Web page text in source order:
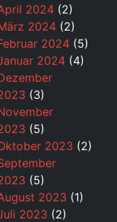
2024 (2)
2024 (2)
2024 (5)
2024 (4)
(3)
(5)
2023 (2)
(5)
2023 (1)
2023 (2)